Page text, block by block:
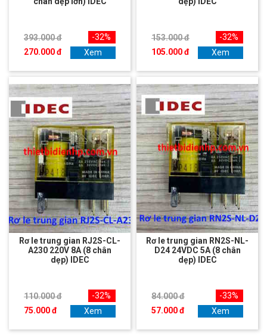
393.000 đ
270.000 đ
-32%
Xem
153.000 đ
105.000 đ
-32%
Xem
Rơ le trung gian RJ2S-CL-
A230 220V 8A (8 chân
dẹp) IDEC
110.000 đ
75.000 đ
-32%
Xem
Rơ le trung gian RN2S-NL-
D24 24VDC 5A (8 chân
dẹp) IDEC
84.000 đ
57.000 đ
-33%
Xem